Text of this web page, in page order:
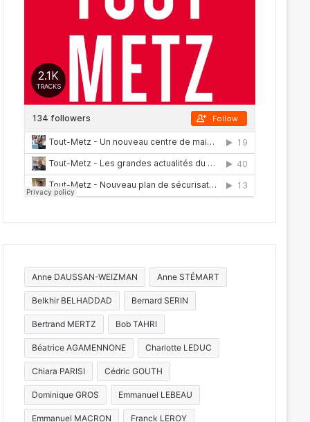
Anne DAUSSAN-WEIZMAN Anne STÉMART
Belkhir BELHADDAD Bernard SERIN
Bertrand MERTZ Bob TAHRI
Béatrice AGAMENNONE Charlotte LEDUC
Chiara PARISI Cédric GOUTH
Dominique GROS Emmanuel LEBEAU
Emmanuel MACRON Franck LEROY